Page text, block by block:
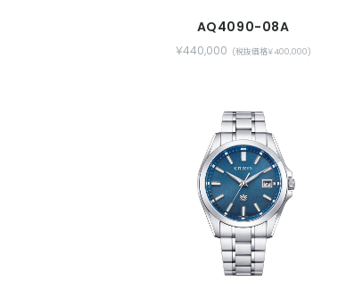
AQ4090-08A
￥440,000 (税抜価格￥400,000)